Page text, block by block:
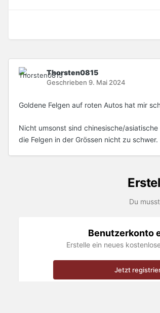
Thorsten0815
Geschrieben 9. Mai 2024
Goldene Felgen auf roten Autos hat mir
Nicht umsonst sind chinesische/
die Felgen in der Grössen nicht zu
Du
Benutzerkonto
Erstelle ein neues
Jetzt